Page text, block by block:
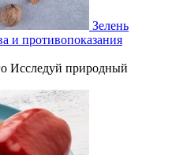
Зелень
и противопоказания
Исследуй природный